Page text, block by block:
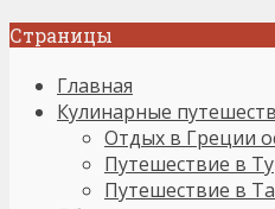
Страницы
Главная
Кулинарные
Отдых в Греции
Путешествие в
Путешествие в